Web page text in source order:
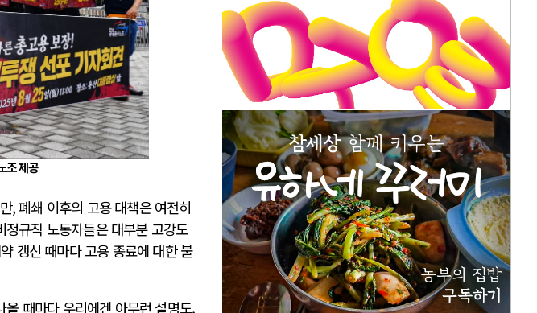
조 제공
, 폐쇄 이후의 고용 대책은 여전히
규직 노동자들은 대부분 고강도
갱신 때마다 고용 종료에 대한 불
때마다 우리에겐 아무런 설명도,